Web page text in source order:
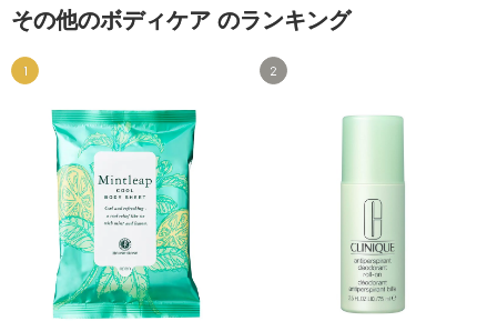
その他のボディケア のランキング
1 2